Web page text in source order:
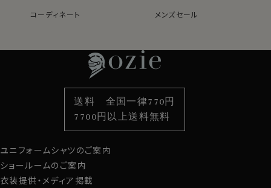
＊クールマックス®（COOLMAX®）はThe LYCRA
●ロイヤルオックスフォード
シャツ生地として人気のオックスフォード生地。
でシルクのような滑らかな肌ざわり。
さらに光沢感が一番あり、フォーマル感や高級感を演出
上質なオックスフォード生地です。
コーディネート
メンズセール
袖・カフス型から選ぶ
色から選ぶ
柄から選ぶ
スタイルから選ぶ
カジュアルシャツ
定番シャツ
カフスボタン
サスペンダー
財布・名刺入れ
バッグ
ストール・マフラー
グローブ
ユニフォームシャツのご案内
ショールームのご案内
衣装提供・メディア掲載
送料 全国一律770円
7700円以上送料無料